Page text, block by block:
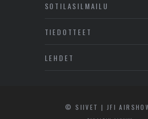
SOTILASILMAILU
TIEDOTTEET
LEHDET
© SIIVET | JFI